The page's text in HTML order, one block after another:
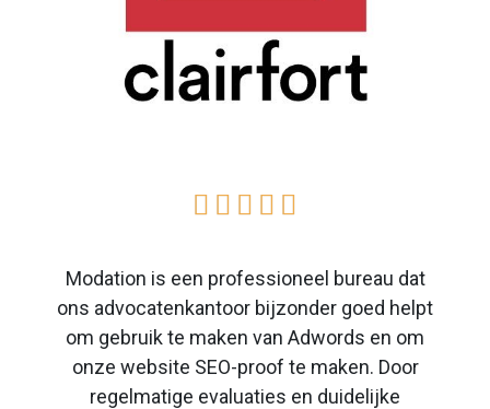
    
Modation is een professioneel bureau dat
ons advocatenkantoor bijzonder goed helpt
om gebruik te maken van Adwords en om
onze website SEO-proof te maken. Door
regelmatige evaluaties en duidelijke